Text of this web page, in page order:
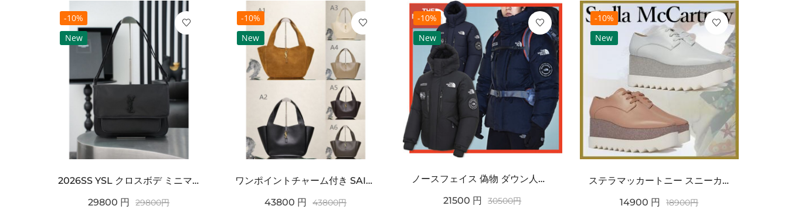
-10%
New
2026SS YSL クロスボデ ミニマルフラップショルダー SAINT LAURENT サンロ...
29800 円 29800円
-10%
New
ワンポイントチャーム付き SAINT LAURENT サンローラン コピー バッグ シンプルラグ...
43800 円 43800円
-10%
New
ノースフェイス 偽物 ダウン人気【THE NORTH FACE】M\'S 7 SUMMIT HI...
21500 円 30500円
-10%
New
ステラマッカートニー スニーカー 偽物エリスグリッタープラットフォーム810038KP02717...
14900 円 18900円